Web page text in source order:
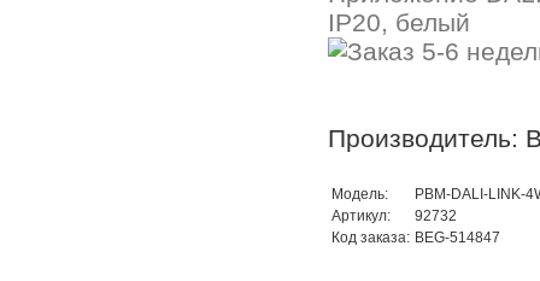
IP20, белый
Производитель:
Модель:
PBM-DALI-LINK-
Артикул:
92732
Код заказа: BEG-514847